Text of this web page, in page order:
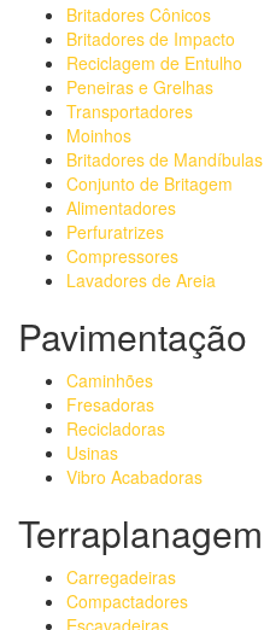
Britadores Cônicos
Britadores de Impacto
Reciclagem de Entulho
Peneiras e Grelhas
Transportadores
Moinhos
Britadores de Mandíbulas
Conjunto de Britagem
Alimentadores
Perfuratrizes
Compressores
Lavadores de Areia
Pavimentação
Caminhões
Fresadoras
Recicladoras
Usinas
Vibro Acabadoras
Terraplanagem
Carregadeiras
Compactadores
Escavadeiras